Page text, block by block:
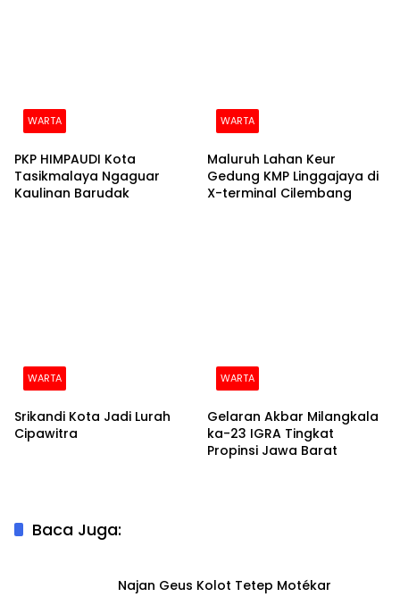
WARTA
PKP HIMPAUDI Kota
Tasikmalaya Ngaguar
Kaulinan Barudak
WARTA
Maluruh Lahan Keur
Gedung KMP Linggajaya di
X-terminal Cilembang
WARTA
Srikandi Kota Jadi Lurah
Cipawitra
WARTA
Gelaran Akbar Milangkala
ka-23 IGRA Tingkat
Propinsi Jawa Barat
Baca Juga:
Najan Geus Kolot Tetep Motékar